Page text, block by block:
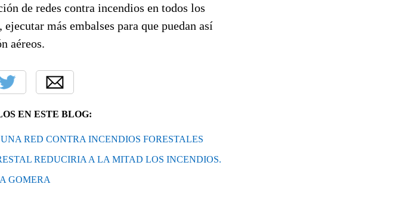
de redes contra incendios en todos los
más embalses para que puedan así
aéreos.
EN ESTE BLOG:
RED CONTRA INCENDIOS FORESTALES
REDUCIRIA A LA MITAD LOS INCENDIOS.
GOMERA